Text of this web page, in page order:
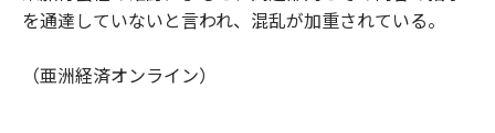
を通達していないと言われ、混乱が加重されている。
（亜洲経済オンライン）